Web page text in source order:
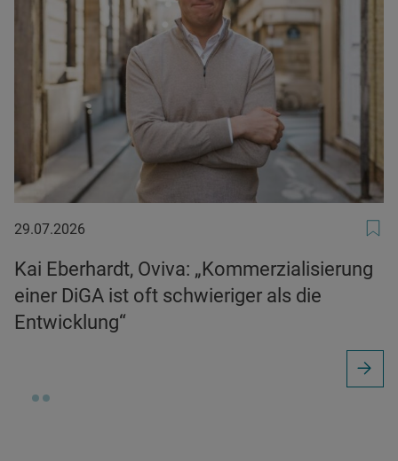
29.07.2026
29.07.2026
Kai Eberhardt, Oviva: „Kommerzialisierung
einer DiGA ist oft schwieriger als die
Entwicklung“